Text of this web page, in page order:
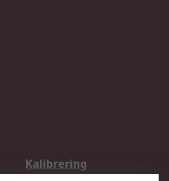
Kalibrering